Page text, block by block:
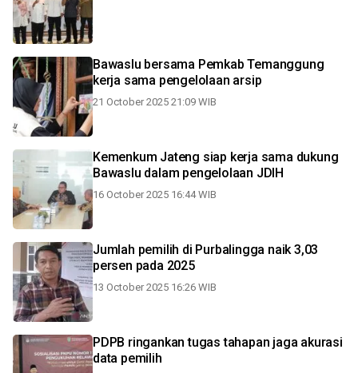
Bawaslu bersama Pemkab Temanggung
kerja sama pengelolaan arsip
21 October 2025 21:09 WIB
Kemenkum Jateng siap kerja sama dukung
Bawaslu dalam pengelolaan JDIH
16 October 2025 16:44 WIB
Jumlah pemilih di Purbalingga naik 3,03
persen pada 2025
13 October 2025 16:26 WIB
PDPB ringankan tugas tahapan jaga akurasi
data pemilih